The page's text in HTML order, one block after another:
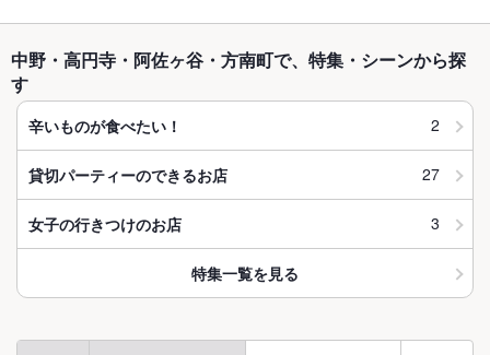
中野・高円寺・阿佐ヶ谷・方南町で、特集・シーンから探
す
辛いものが食べたい！ 2
貸切パーティーのできるお店 27
女子の行きつけのお店 3
特集一覧を見る